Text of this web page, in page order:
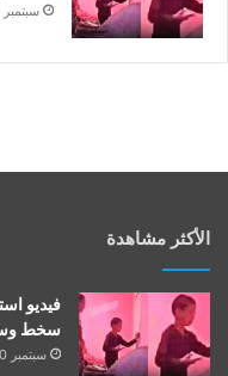
سبتمبر 20, 2020
الأكثر مشاهدة
فيديو
سخط
سبتمبر 20, 2020